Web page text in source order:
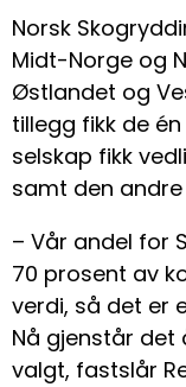
Norsk
Midt-Norge og
Østlandet og
tillegg fikk de
selskap fikk
samt den
– Vår andel for
70 prosent av
verdi, så det er
Nå gjenstår det
valgt, fastslår